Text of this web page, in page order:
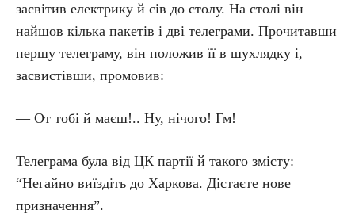
засвітив електрику й сів до столу. На столі він
найшов кілька пакетів і дві телеграми. Прочитавши
першу телеграму, він положив її в шухлядку і,
засвистівши, промовив:
— От тобі й маєш!.. Ну, нічого! Гм!
Телеграма була від ЦК партії й такого змісту:
“Негайно виїздіть до Харкова. Дістаєте нове
призначення”.